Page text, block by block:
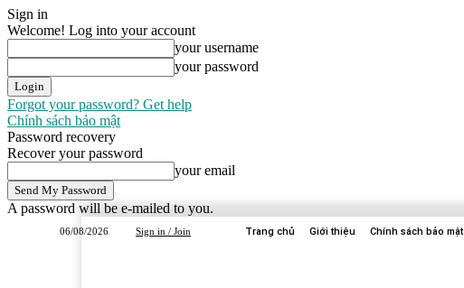
Sign in
Welcome! Log into your account
your username
your password
Forgot your password? Get help
Chính sách bảo mật
Password recovery
Recover your password
your email
A password will be e-mailed to you.
06/08/2026 Sign in / Join Trang chủ Giới thiệu Chính sách bảo mật